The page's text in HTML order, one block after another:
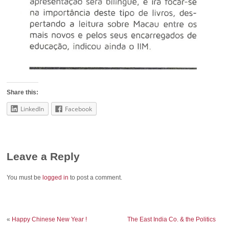
Share this:
LinkedIn Facebook
Leave a Reply
You must be logged in to post a comment.
« Happy Chinese New Year !
The East India Co. & the Politics